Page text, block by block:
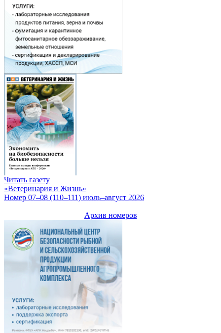
Читать газету
«Ветеринария и Жизнь»
Номер 07–08 (110–111) июль–август 2026
Архив номеров